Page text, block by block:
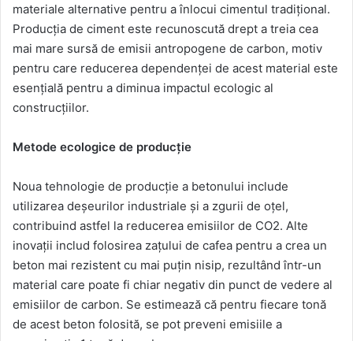
materiale alternative pentru a înlocui cimentul tradițional.
Producția de ciment este recunoscută drept a treia cea
mai mare sursă de emisii antropogene de carbon, motiv
pentru care reducerea dependenței de acest material este
esențială pentru a diminua impactul ecologic al
construcțiilor.
Metode ecologice de producție
Noua tehnologie de producție a betonului include
utilizarea deșeurilor industriale și a zgurii de oțel,
contribuind astfel la reducerea emisiilor de CO2. Alte
inovații includ folosirea zațului de cafea pentru a crea un
beton mai rezistent cu mai puțin nisip, rezultând într-un
material care poate fi chiar negativ din punct de vedere al
emisiilor de carbon. Se estimează că pentru fiecare tonă
de acest beton folosită, se pot preveni emisiile a